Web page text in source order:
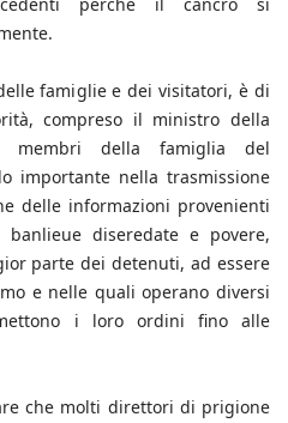
famiglie e dei visitatori, è di
compreso il ministro della
membri della famiglia del
importante nella trasmissione
delle informazioni provenienti
diseredate e povere,
parte dei detenuti, ad essere
e nelle quali operano diversi
i loro ordini fino alle
che molti direttori di prigione